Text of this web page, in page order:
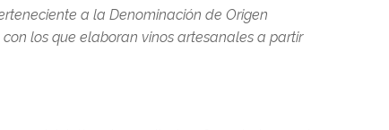
a la Denominación de Origen
los que elaboran vinos artesanales a partir